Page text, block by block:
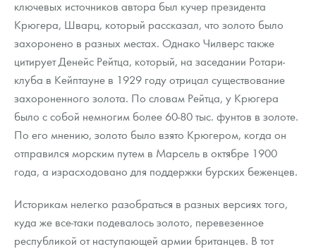
ключевых источников автора был кучер президента
Крюгера, Шварц, который рассказал, что золото было
захоронено в разных местах. Однако Чилверс также
цитирует Денейс Рейтца, который, на заседании Ротари-
клуба в Кейптауне в 1929 году отрицал существование
захороненного золота. По словам Рейтца, у Крюгера
было с собой немногим более 60-80 тыс. фунтов в золоте.
По его мнению, золото было взято Крюгером, когда он
отправился морским путем в Марсель в октябре 1900
года, а израсходовано для поддержки бурских беженцев.
Историкам нелегко разобраться в разных версиях того,
куда же все-таки подевалось золото, перевезенное
республикой от наступающей армии британцев. В тот